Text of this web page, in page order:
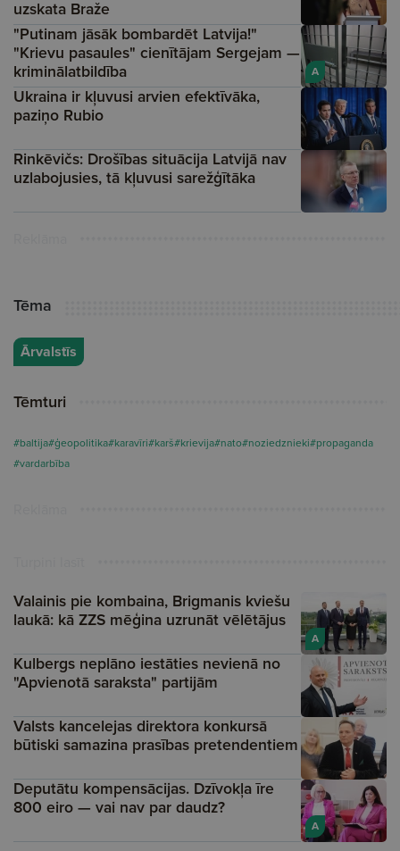
uzskata Braže
A
"Putinam jāsāk bombardēt Latvija!"
"Krievu pasaules" cienītājam Sergejam —
kriminālatbildība
Ukraina ir kļuvusi arvien efektīvāka,
paziņo Rubio
Rinkēvičs: Drošības situācija Latvijā nav
uzlabojusies, tā kļuvusi sarežģītāka
Tēma
Ārvalstīs
Tēmturi
#baltija#ģeopolitika#karavīri#karš#krievija#nato#noziedznieki#propaganda
#vardarbība
A
Valainis pie kombaina, Brigmanis kviešu
laukā: kā ZZS mēģina uzrunāt vēlētājus
Kulbergs neplāno iestāties nevienā no
"Apvienotā saraksta" partijām
Valsts kancelejas direktora konkursā
būtiski samazina prasības pretendentiem
A
Deputātu kompensācijas. Dzīvokļa īre
800 eiro — vai nav par daudz?